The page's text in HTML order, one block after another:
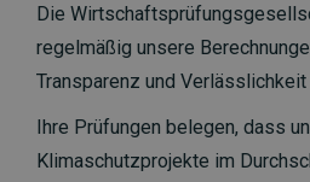
Die
regelmäßig unsere
Transparenz und
Ihre Prüfungen belegen, dass
Klimaschutzprojekte im